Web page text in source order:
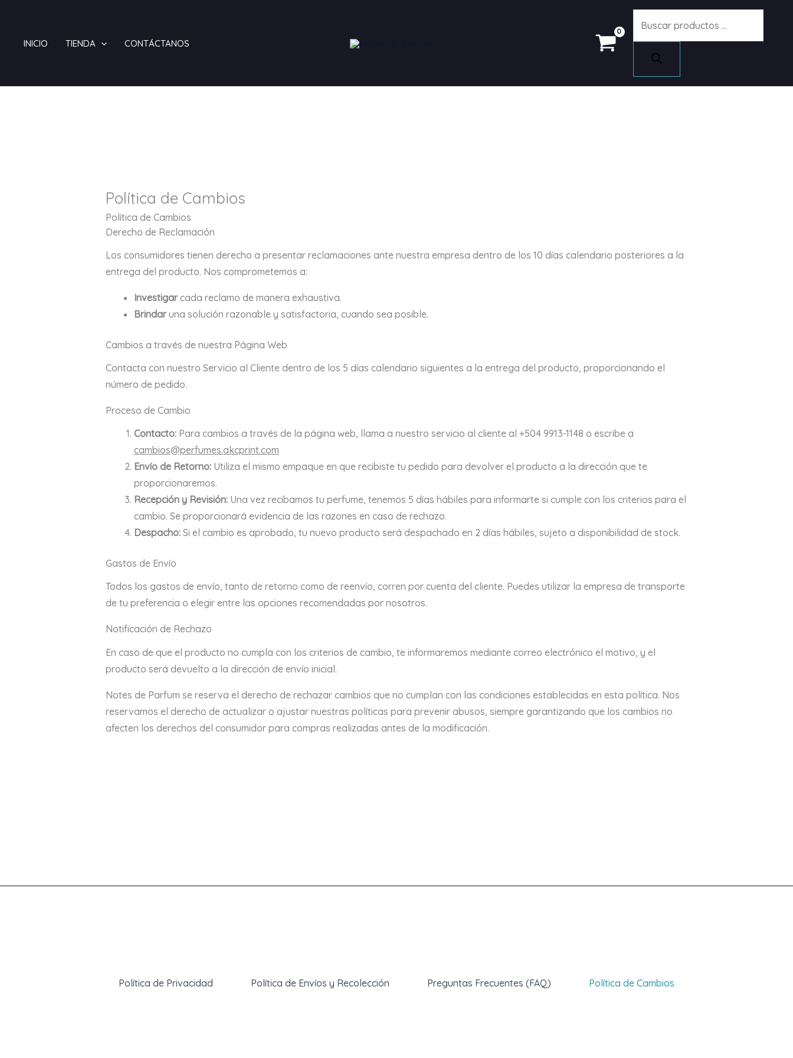
contenido
INICIO TIENDA CONTÁCTANOS
Búsqueda
de
productos
Política de Cambios
Política de Cambios
Derecho de Reclamación
Los consumidores tienen derecho a presentar reclamaciones ante nuestra empresa dentro de los 10 días calendario posteriores a la
entrega del producto. Nos comprometemos a:
Investigarcada reclamo de manera exhaustiva.
Brindaruna solución razonable y satisfactoria, cuando sea posible.
Cambios a través de nuestra Página Web
Contacta con nuestro Servicio al Cliente dentro de los 5 días calendario siguientes a la entrega del producto, proporcionando el
número de pedido.
Proceso de Cambio
Contacto:Para cambios a través de la página web, llama a nuestro servicio al cliente al +504 9913-1148 o escribe a
cambios@perfumes.akcprint.com
Envío de Retorno:Utiliza el mismo empaque en que recibiste tu pedido para devolver el producto a la dirección que te
proporcionaremos.
Recepción y Revisión:Una vez recibamos tu perfume, tenemos 5 días hábiles para informarte si cumple con los criterios para el
cambio. Se proporcionará evidencia de las razones en caso de rechazo.
Despacho:Si el cambio es aprobado, tu nuevo producto será despachado en 2 días hábiles, sujeto a disponibilidad de stock.
Gastos de Envío
Todos los gastos de envío, tanto de retorno como de reenvío, corren por cuenta del cliente. Puedes utilizar la empresa de transporte
de tu preferencia o elegir entre las opciones recomendadas por nosotros.
Notificación de Rechazo
En caso de que el producto no cumpla con los criterios de cambio, te informaremos mediante correo electrónico el motivo, y el
producto será devuelto a la dirección de envío inicial.
Notes de Parfum se reserva el derecho de rechazar cambios que no cumplan con las condiciones establecidas en esta política. Nos
reservamos el derecho de actualizar o ajustar nuestras políticas para prevenir abusos, siempre garantizando que los cambios no
afecten los derechos del consumidor para compras realizadas antes de la modificación.
Política de Privacidad Política de Envíos y Recolección Preguntas Frecuentes (FAQ) Política de Cambios